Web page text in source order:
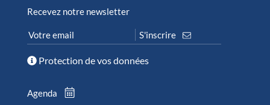
Recevez notre newsletter
Protection de vos données
Agenda